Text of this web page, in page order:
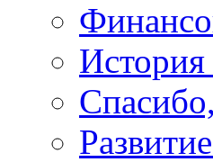
История